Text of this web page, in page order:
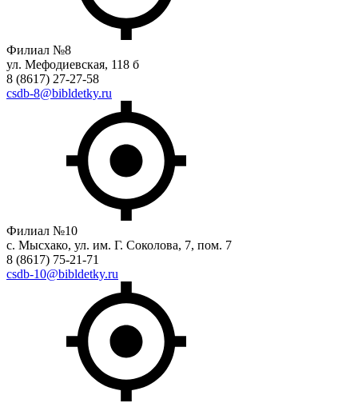
Филиал №8
ул. Мефодиевская, 118 б
8 (8617) 27-27-58
csdb-8@bibldetky.ru
Филиал №10
с. Мысхако, ул. им. Г. Соколова, 7, пом. 7
8 (8617) 75-21-71
csdb-10@bibldetky.ru